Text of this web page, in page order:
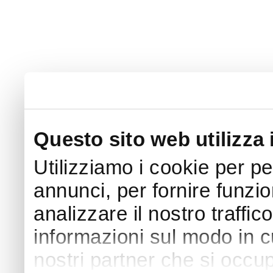
Questo sito web utilizza
Utilizziamo i cookie per
annunci, per fornire
analizzare il nostro
informazioni sul modo in
nostri partner che si